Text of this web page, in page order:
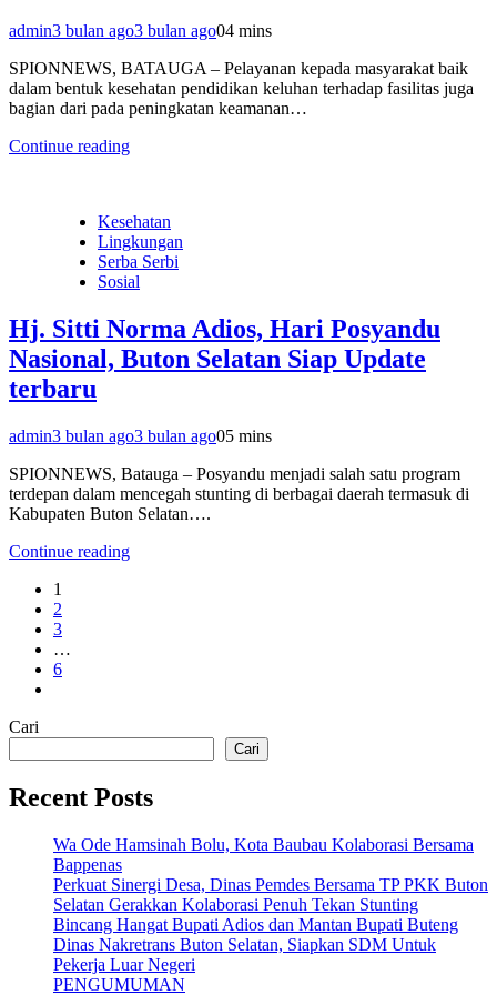
admin3 bulan ago3 bulan ago04 mins
SPIONNEWS, BATAUGA – Pelayanan kepada masyarakat baik
dalam bentuk kesehatan pendidikan keluhan terhadap fasilitas juga
bagian dari pada peningkatan keamanan…
Continue reading
Kesehatan
Lingkungan
Serba Serbi
Sosial
Hj. Sitti Norma Adios, Hari Posyandu
Nasional, Buton Selatan Siap Update
terbaru
admin3 bulan ago3 bulan ago05 mins
SPIONNEWS, Batauga – Posyandu menjadi salah satu program
terdepan dalam mencegah stunting di berbagai daerah termasuk di
Kabupaten Buton Selatan….
Continue reading
1
2
3
…
6
Cari
Cari
Recent Posts
Wa Ode Hamsinah Bolu, Kota Baubau Kolaborasi Bersama
Bappenas
Perkuat Sinergi Desa, Dinas Pemdes Bersama TP PKK Buton
Selatan Gerakkan Kolaborasi Penuh Tekan Stunting
Bincang Hangat Bupati Adios dan Mantan Bupati Buteng
Dinas Nakretrans Buton Selatan, Siapkan SDM Untuk
Pekerja Luar Negeri
PENGUMUMAN